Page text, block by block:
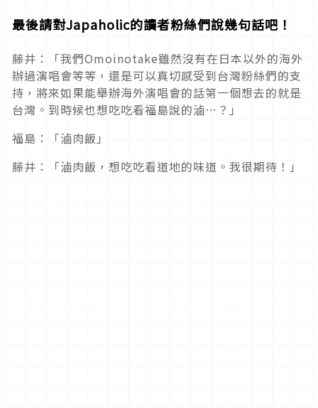
最後請對Japaholic的讀者粉絲們說幾句話吧！
藤井：「我們Omoinotake雖然沒有在日本以外的海外
辦過演唱會等等，還是可以真切感受到台灣粉絲們的支
持，將來如果能舉辦海外演唱會的話第一個想去的就是
台灣。到時候也想吃吃看福島說的滷…？」
福島：「滷肉飯」
藤井：「滷肉飯，想吃吃看道地的味道。我很期待！」